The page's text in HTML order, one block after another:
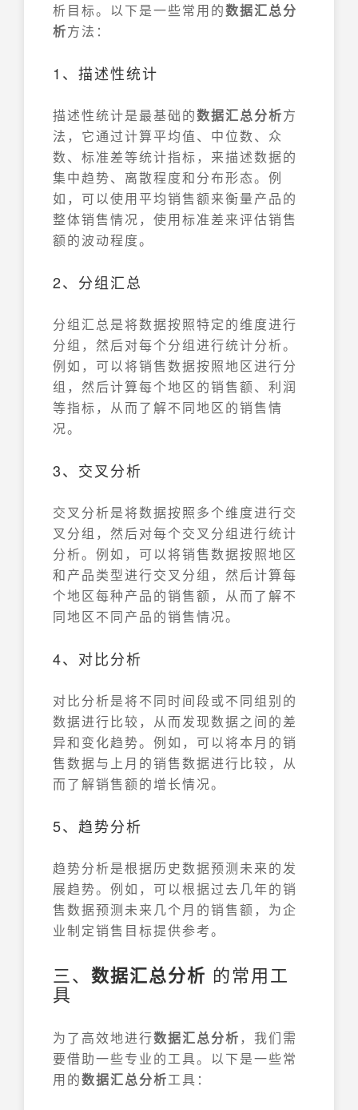
析目标。以下是一些常用的数据汇总分
析方法：
1、描述性统计
描述性统计是最基础的数据汇总分析方
法，它通过计算平均值、中位数、众
数、标准差等统计指标，来描述数据的
集中趋势、离散程度和分布形态。例
如，可以使用平均销售额来衡量产品的
整体销售情况，使用标准差来评估销售
额的波动程度。
2、分组汇总
分组汇总是将数据按照特定的维度进行
分组，然后对每个分组进行统计分析。
例如，可以将销售数据按照地区进行分
组，然后计算每个地区的销售额、利润
等指标，从而了解不同地区的销售情
况。
3、交叉分析
交叉分析是将数据按照多个维度进行交
叉分组，然后对每个交叉分组进行统计
分析。例如，可以将销售数据按照地区
和产品类型进行交叉分组，然后计算每
个地区每种产品的销售额，从而了解不
同地区不同产品的销售情况。
4、对比分析
对比分析是将不同时间段或不同组别的
数据进行比较，从而发现数据之间的差
异和变化趋势。例如，可以将本月的销
售数据与上月的销售数据进行比较，从
而了解销售额的增长情况。
5、趋势分析
趋势分析是根据历史数据预测未来的发
展趋势。例如，可以根据过去几年的销
售数据预测未来几个月的销售额，为企
业制定销售目标提供参考。
三、 数据汇总分析 的常用工
具
为了高效地进行数据汇总分析 ，我们需
要借助一些专业的工具。以下是一些常
用的数据汇总分析工具：